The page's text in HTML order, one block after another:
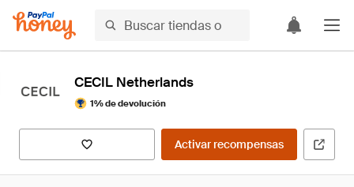
CECIL Netherlands
1% de devolución
Activar recompensas